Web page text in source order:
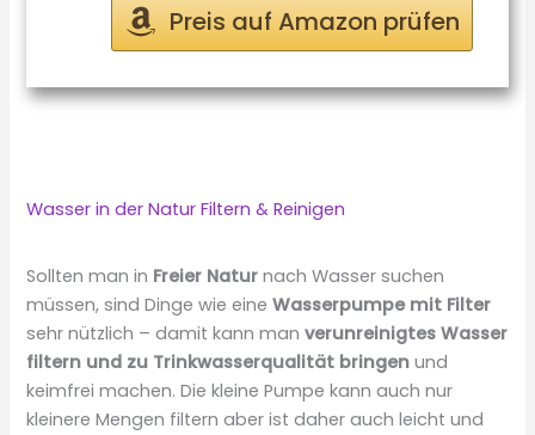
Preis auf Amazon prüfen
Wasser in der Natur Filtern & Reinigen
Sollten man in Freier Natur nach Wasser suchen
müssen, sind Dinge wie eineWasserpumpe mit Filter
sehr nützlich – damit kann manverunreinigtes Wasser
filtern und zu Trinkwasserqualität bringenund
keimfrei machen. Die kleine Pumpe kann auch nur
kleinere Mengen filtern aber ist daher auch leicht und